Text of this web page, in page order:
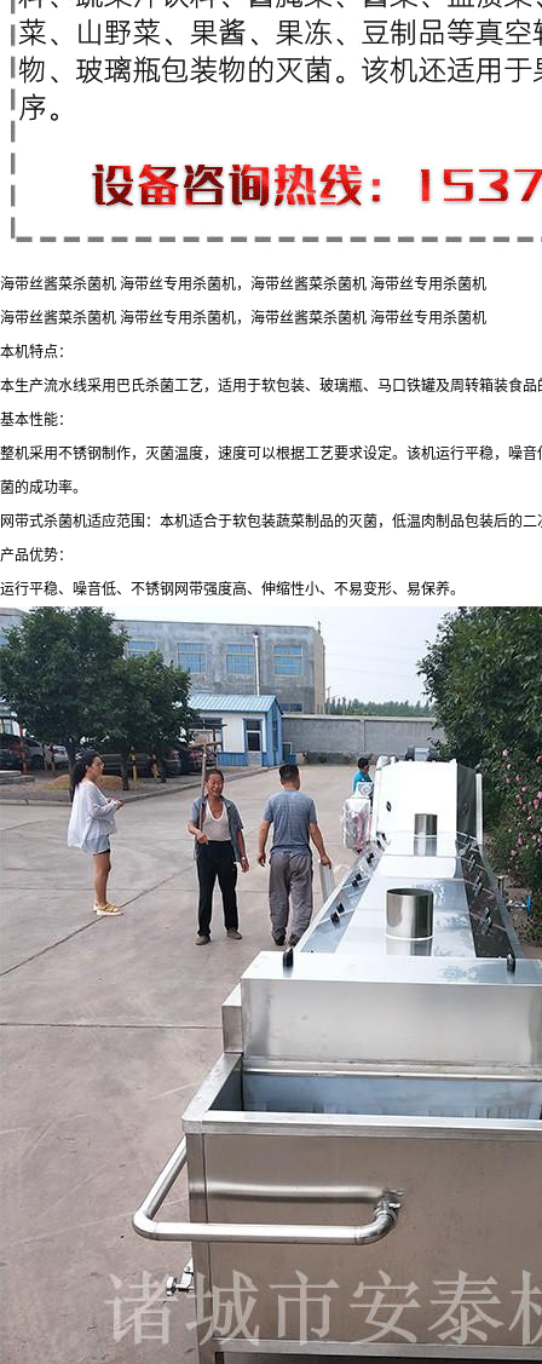
海带丝酱菜杀菌机 海带丝专用杀菌机，海带丝酱菜杀菌机 海带丝专用杀菌机
海带丝酱菜杀菌机 海带丝专用杀菌机，海带丝酱菜杀菌机 海带丝专用杀菌机
本机特点：
本生产流水线采用巴氏杀菌工艺，适用于软包装、玻璃瓶、马口铁罐及周转箱装食品
基本性能：
整机采用不锈钢制作，灭菌温度，速度可以根据工艺要求设定。该机运行平稳，噪
菌的成功率。
网带式杀菌机适应范围：本机适合于软包装蔬菜制品的灭菌，低温肉制品包装后的
产品优势：
运行平稳、噪音低、不锈钢网带强度高、伸缩性小、不易变形、易保养。